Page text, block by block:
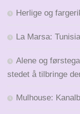
Herlige og
La Marsa:
Alene og
stedet å tilbringe
Mulhouse: